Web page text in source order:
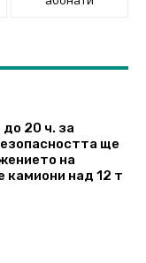
до 20 ч. за
ще
на
камиони над 12 т